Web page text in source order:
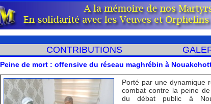
CONTRIBUTIONS
Peine de mort : offensive du réseau maghrébin à
Porté par une dynamique
combat contre la peine
du débat public à